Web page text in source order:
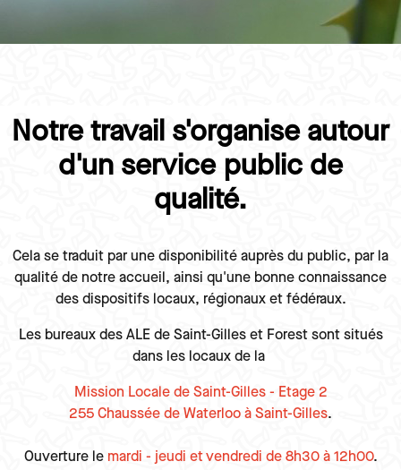
Paragraphes
Notre travail s'organise autour
d'un service public de
qualité.
Texte
Cela se traduit par une disponibilité auprès du public, par la
qualité de notre accueil, ainsi qu'une bonne connaissance
des dispositifs locaux, régionaux et fédéraux.
Les bureaux des ALE de Saint-Gilles et Forest sont situés
dans les locaux de la
Mission Locale de Saint-Gilles - Etage 2
255 Chaussée de Waterloo à Saint-Gilles.
Ouverture le mardi - jeudi et vendredi de 8h30 à 12h00.